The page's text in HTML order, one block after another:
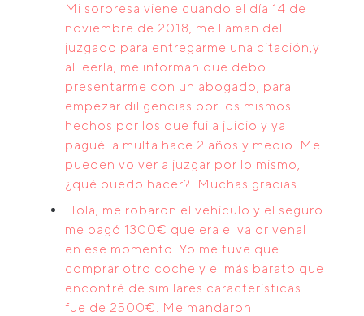
Mi sorpresa viene cuando el día 14 de
noviembre de 2018, me llaman del
juzgado para entregarme una citación,y
al leerla, me informan que debo
presentarme con un abogado, para
empezar diligencias por los mismos
hechos por los que fui a juicio y ya
pagué la multa hace 2 años y medio. Me
pueden volver a juzgar por lo mismo,
¿qué puedo hacer?. Muchas gracias.
Hola, me robaron el vehículo y el seguro
me pagó 1300€ que era el valor venal
en ese momento. Yo me tuve que
comprar otro coche y el más barato que
encontré de similares características
fue de 2500€. Me mandaron